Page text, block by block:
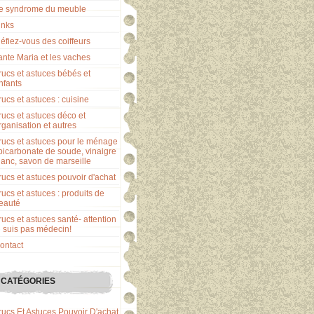
syndrome du meuble
vous des coiffeurs
Maria et les vaches
et astuces bébés et
et astuces : cuisine
et astuces déco et
et autres
et astuces pour le ménage
de soude, vinaigre
savon de marseille
et astuces pouvoir d'achat
et astuces : produits de
et astuces santé- attention
suis pas médecin!
CATÉGORIES
Et Astuces Pouvoir D'achat